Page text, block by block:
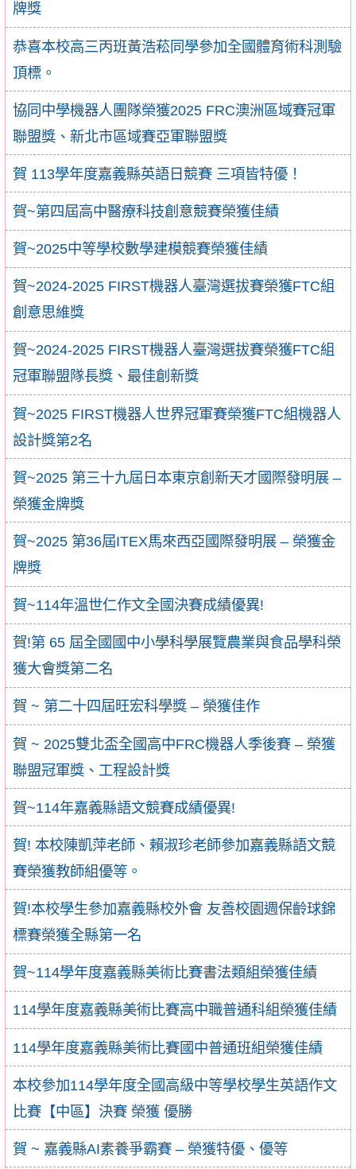
牌獎
恭喜本校高三丙班黃浩菘同學參加全國體育術科測驗
頂標。
協同中學機器人團隊榮獲2025 FRC澳洲區域賽冠軍
聯盟獎、新北市區域賽亞軍聯盟獎
賀 113學年度嘉義縣英語日競賽 三項皆特優！
賀~第四屆高中醫療科技創意競賽榮獲佳績
賀~2025中等學校數學建模競賽榮獲佳績
賀~2024-2025 FIRST機器人臺灣選拔賽榮獲FTC組
創意思維獎
賀~2024-2025 FIRST機器人臺灣選拔賽榮獲FTC組
冠軍聯盟隊長獎、最佳創新獎
賀~2025 FIRST機器人世界冠軍賽榮獲FTC組機器人
設計獎第2名
賀~2025 第三十九屆日本東京創新天才國際發明展 –
榮獲金牌獎
賀~2025 第36屆ITEX馬來西亞國際發明展 – 榮獲金
牌獎
賀~114年溫世仁作文全國決賽成績優異!
賀!第 65 屆全國國中小學科學展覽農業與食品學科榮
獲大會獎第二名
賀 ~ 第二十四屆旺宏科學獎 – 榮獲佳作
賀 ~ 2025雙北盃全國高中FRC機器人季後賽 – 榮獲
聯盟冠軍獎、工程設計獎
賀~114年嘉義縣語文競賽成績優異!
賀! 本校陳凱萍老師、賴淑珍老師參加嘉義縣語文競
賽榮獲教師組優等。
賀!本校學生參加嘉義縣校外會 友善校園週保齡球錦
標賽榮獲全縣第一名
賀~114學年度嘉義縣美術比賽書法類組榮獲佳績
114學年度嘉義縣美術比賽高中職普通科組榮獲佳績
114學年度嘉義縣美術比賽國中普通班組榮獲佳績
本校參加114學年度全國高級中等學校學生英語作文
比賽【中區】決賽 榮獲 優勝
賀 ~ 嘉義縣AI素養爭霸賽 – 榮獲特優、優等